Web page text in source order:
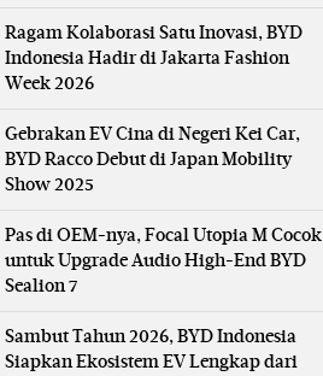
Ragam Kolaborasi Satu Inovasi, BYD
Indonesia Hadir di Jakarta Fashion
Week 2026
Gebrakan EV Cina di Negeri Kei Car,
BYD Racco Debut di Japan Mobility
Show 2025
Pas di OEM-nya, Focal Utopia M Cocok
untuk Upgrade Audio High-End BYD
Sealion 7
Sambut Tahun 2026, BYD Indonesia
Siapkan Ekosistem EV Lengkap dari